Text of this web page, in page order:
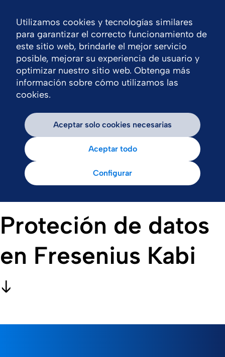
Proteción de datos
en Fresenius Kabi
Utilizamos cookies y tecnologías similares
para garantizar el correcto funcionamiento de
este sitio web, brindarle el mejor servicio
posible, mejorar su experiencia de usuario y
optimizar nuestro sitio web. Obtenga más
información sobre cómo utilizamos las
cookies.
Aceptar solo cookies necesarias
Aceptar todo
Configurar